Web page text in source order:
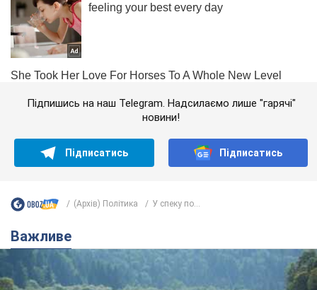
Підпишись на наш Telegram. Надсилаємо лише "гарячі"
новини!
Підписатись Підписатись
(Архів) Політика У спеку по...
Важливе